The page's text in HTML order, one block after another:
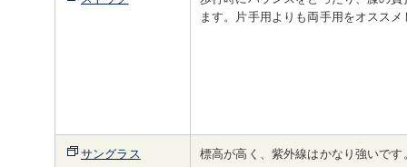
ます。片手用よりも両手用をオスス
サングラス 標高が高く、紫外線はかなり強いです